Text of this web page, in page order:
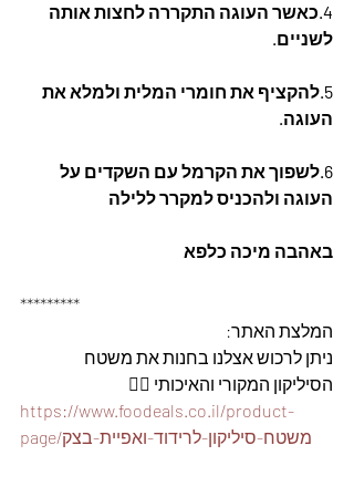
4.כאשר העוגה התקררה לחצות אותה
לשניים.
5.להקציף את חומרי המלית ולמלא את
העוגה.
6.לשפוך את הקרמל עם השקדים על
העוגה ולהכניס למקרר ללילה
באהבה מיכה כלפא
*********
המלצת האתר:
ניתן לרכוש אצלנו בחנות את משטח
הסיליקון המקורי והאיכותי 👇🏽
https://www.foodeals.co.il/product-
page/משטח-סיליקון-לרידוד-ואפיית-בצק